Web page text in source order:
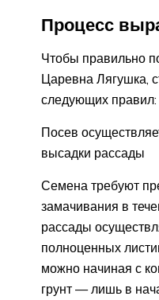
Процесс
Чтобы правильно
Царевна Лягушка,
следующих правил:
Посев
высадки рассады
Семена требуют
замачивания в
рассады
полноценных
можно начиная с
грунт — лишь в